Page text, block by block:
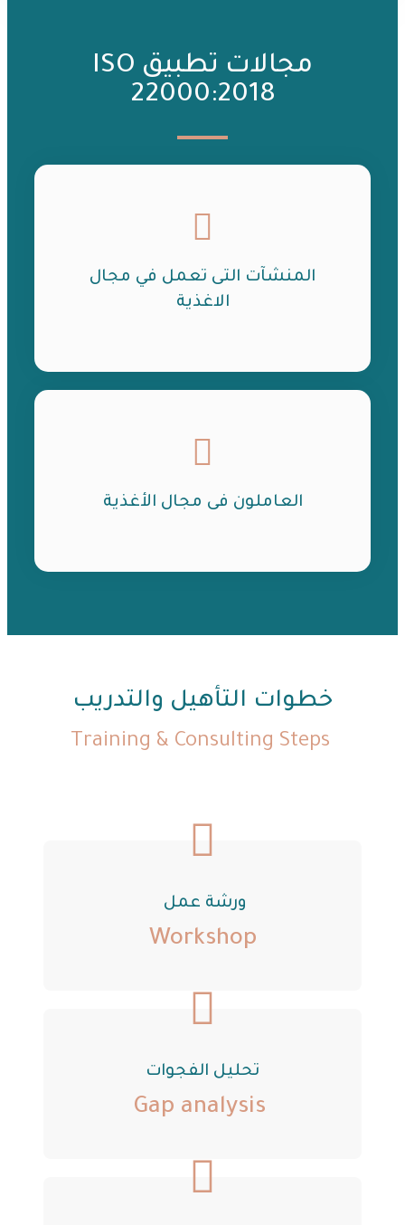
مجالات تطبيق ISO
22000:2018
المنشآت التى تعمل في مجال
الاغذية
العاملون فى مجال الأغذية
خطوات التأهيل والتدريب
ورشة عمل
Workshop
تحليل الفجوات